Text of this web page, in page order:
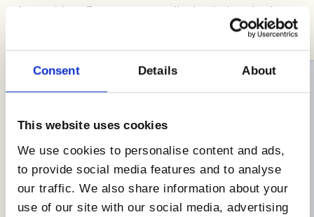
Consent Details About
This website uses cookies
We use cookies to personalise content and ads,
to provide social media features and to analyse
our traffic. We also share information about your
use of our site with our social media, advertising
Auswahl an Rezepten, um dir das Leben in der